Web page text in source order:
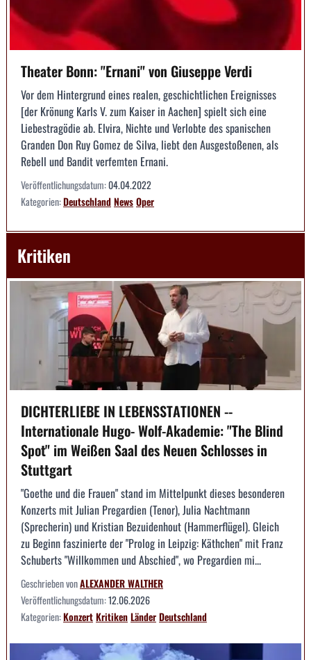
Theater Bonn: "Ernani" von Giuseppe Verdi
Vor dem Hintergrund eines realen, geschichtlichen Ereignisses
[der Krönung Karls V. zum Kaiser in Aachen] spielt sich eine
Liebestragödie ab. Elvira, Nichte und Verlobte des spanischen
Granden Don Ruy Gomez de Silva, liebt den Ausgestoßenen, als
Rebell und Bandit verfemten Ernani.
Veröffentlichungsdatum:04.04.2022
Kategorien:DeutschlandNewsOper
Kritiken
DICHTERLIEBE IN LEBENSSTATIONEN --
Internationale Hugo- Wolf-Akademie: "The Blind
Spot" im Weißen Saal des Neuen Schlosses in
Stuttgart
"Goethe und die Frauen" stand im Mittelpunkt dieses besonderen
Konzerts mit Julian Pregardien (Tenor), Julia Nachtmann
(Sprecherin) und Kristian Bezuidenhout (Hammerflügel). Gleich
zu Beginn faszinierte der "Prolog in Leipzig: Käthchen" mit Franz
Schuberts "Willkommen und Abschied", wo Pregardien mi...
Geschrieben vonALEXANDER WALTHER
Veröffentlichungsdatum:12.06.2026
Kategorien:KonzertKritikenLänderDeutschland